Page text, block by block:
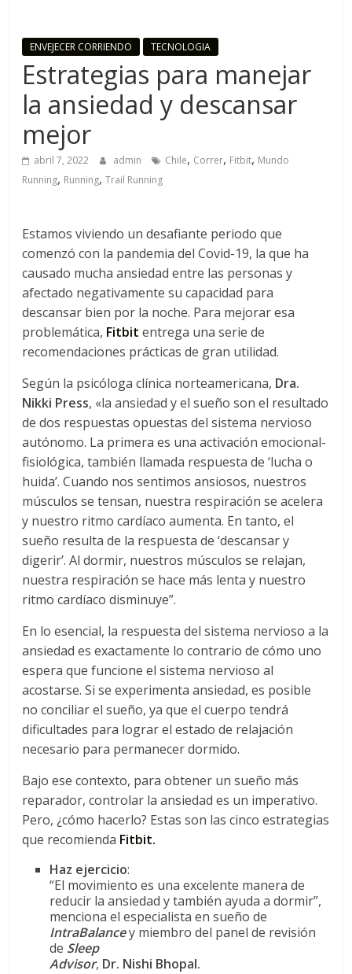
o
R
u
n
n
n
g
ENVEJECER CORRIENDO TECNOLOGIA
Estrategias para manejar
la ansiedad y descansar
mejor
abril 7, 2022 admin Chile, Correr, Fitbit, Mundo
Running, Running,Trail Running
Estamos viviendo un desafiante periodo que
comenzó con la pandemia del Covid-19, la que ha
causado mucha ansiedad entre las personas y
afectado negativamente su capacidad para
descansar bien por la noche. Para mejorar esa
problemática, Fitbit entrega una serie de
recomendaciones prácticas de gran utilidad.
Según la psicóloga clínica norteamericana, Dra.
Nikki Press, «la ansiedad y el sueño son el resultado
de dos respuestas opuestas del sistema nervioso
autónomo. La primera es una activación emocional-
fisiológica, también llamada respuesta de ‘lucha o
huida’. Cuando nos sentimos ansiosos, nuestros
músculos se tensan, nuestra respiración se acelera
y nuestro ritmo cardíaco aumenta. En tanto, el
sueño resulta de la respuesta de ‘descansar y
digerir’. Al dormir, nuestros músculos se relajan,
nuestra respiración se hace más lenta y nuestro
ritmo cardíaco disminuye”.
En lo esencial, la respuesta del sistema nervioso a la
ansiedad es exactamente lo contrario de cómo uno
espera que funcione el sistema nervioso al
acostarse. Si se experimenta ansiedad, es posible
no conciliar el sueño, ya que el cuerpo tendrá
dificultades para lograr el estado de relajación
necesario para permanecer dormido.
Bajo ese contexto, para obtener un sueño más
reparador, controlar la ansiedad es un imperativo.
Pero, ¿cómo hacerlo? Estas son las cinco estrategias
que recomienda Fitbit.
Haz ejercicio:
“El movimiento es una excelente manera de
reducir la ansiedad y también ayuda a dormir”,
menciona el especialista en sueño de
IntraBalancey miembro del panel de revisión
de Sleep
Advisor, Dr. Nishi Bhopal.